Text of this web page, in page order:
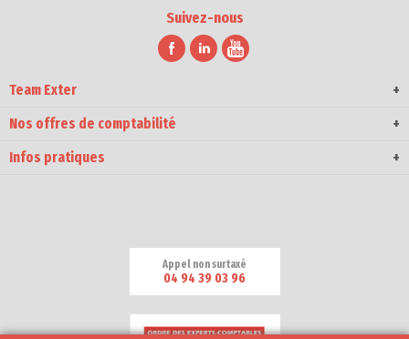
Team Exter
Suivez-nous
Nos offres de comptabilité
Infos pratiques
Appel non surtaxé
04 94 39 03 96